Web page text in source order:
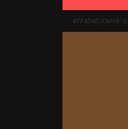
#FF4D4D (CMYK: